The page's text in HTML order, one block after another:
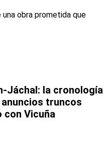
Jáchal: la cronología
truncos
con Vicuña